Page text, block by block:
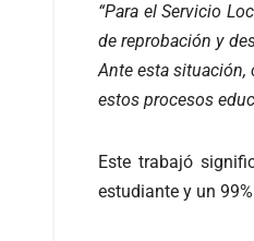
“Para el Servicio
de reprobación y
Ante esta
estos procesos
Este trabajó
estudiante y un